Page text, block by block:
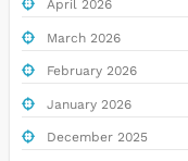
April 2026
March 2026
February 2026
January 2026
December 2025